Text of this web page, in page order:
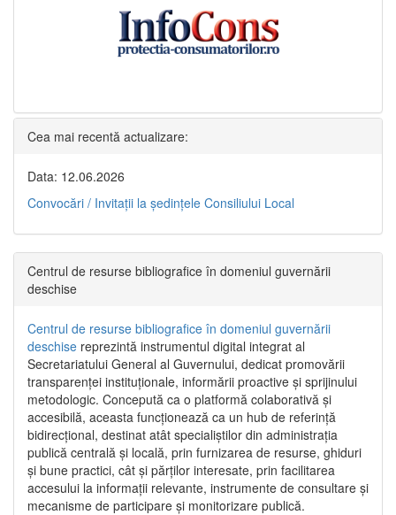
Cea mai recentă actualizare:
Data: 12.06.2026
Convocări / Invitaţii la şedinţele Consiliului Local
Centrul de resurse bibliografice în domeniul guvernării
deschise
Centrul de resurse bibliografice în domeniul guvernării
deschise reprezintă instrumentul digital integrat al
Secretariatului General al Guvernului, dedicat promovării
transparenței instituționale, informării proactive și sprijinului
metodologic. Concepută ca o platformă colaborativă și
accesibilă, aceasta funcționează ca un hub de referință
bidirecțional, destinat atât specialiștilor din administrația
publică centrală și locală, prin furnizarea de resurse, ghiduri
și bune practici, cât și părților interesate, prin facilitarea
accesului la informații relevante, instrumente de consultare și
mecanisme de participare și monitorizare publică.